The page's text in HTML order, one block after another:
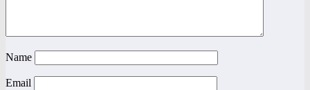
Name
Email